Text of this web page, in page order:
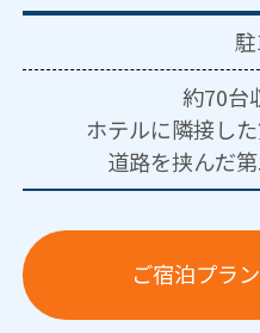
約70台
ホテルに隣接し
道路を挟んだ
ご宿泊プラ